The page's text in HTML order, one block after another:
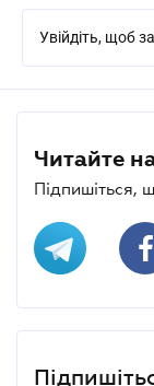
Увійдіть, щоб
Читайте
Підпишіться,